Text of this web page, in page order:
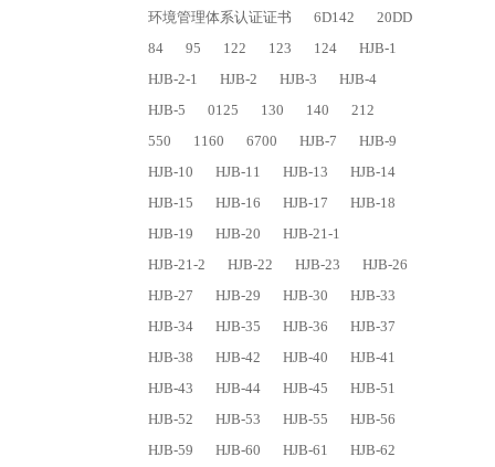
环境管理体系认证证书
6D142
20DD
84
95 122 123 124
HJB-1
HJB-2-1
HJB-2 HJB-3
HJB-4
HJB-5
0125 130 140
212
550
1160 6700 HJB-7
HJB-9
HJB-10
HJB-11 HJB-13
HJB-14
HJB-15
HJB-16 HJB-17
HJB-18
HJB-19
HJB-20
HJB-21-1
HJB-21-2
HJB-22 HJB-23
HJB-26
HJB-27
HJB-29 HJB-30
HJB-33
HJB-34
HJB-35 HJB-36
HJB-37
HJB-38
HJB-42 HJB-40
HJB-41
HJB-43
HJB-44 HJB-45
HJB-51
HJB-52
HJB-53 HJB-55
HJB-56
HJB-59
HJB-60 HJB-61
HJB-62